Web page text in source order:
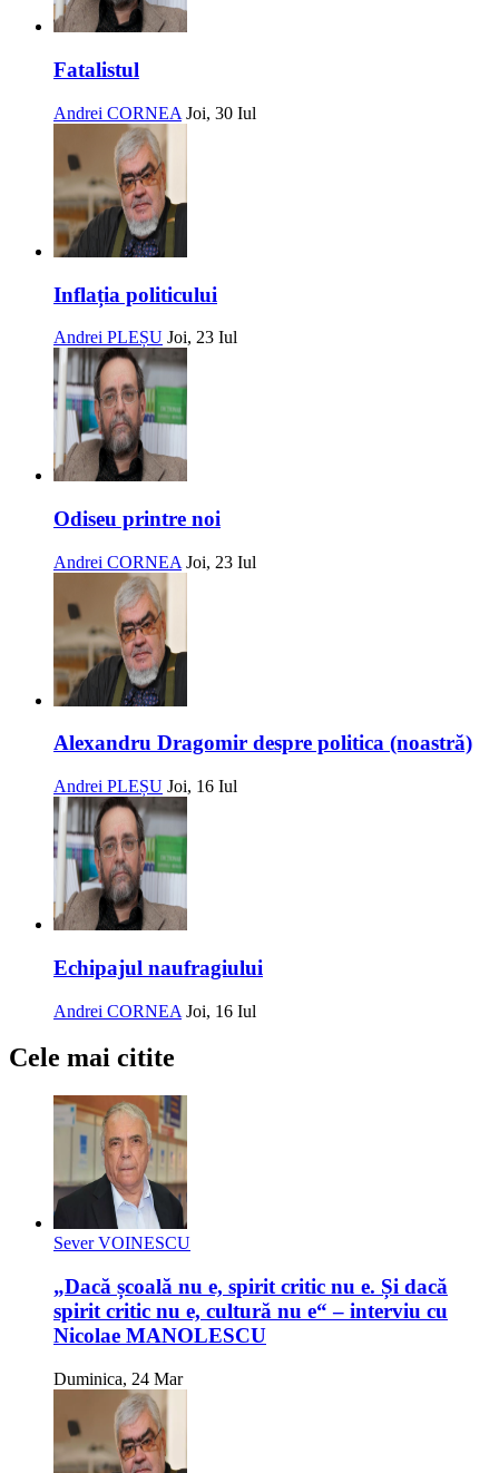
Fatalistul
Andrei CORNEA Joi, 30 Iul
Inflația politicului
Andrei PLEȘU Joi, 23 Iul
Odiseu printre noi
Andrei CORNEA Joi, 23 Iul
Alexandru Dragomir despre politica (noastră)
Andrei PLEȘU Joi, 16 Iul
Echipajul naufragiului
Andrei CORNEA Joi, 16 Iul
Cele mai citite
Sever VOINESCU
„Dacă școală nu e, spirit critic nu e. Și dacă
spirit critic nu e, cultură nu e“ – interviu cu
Nicolae MANOLESCU
Duminica, 24 Mar